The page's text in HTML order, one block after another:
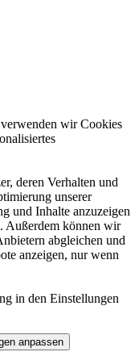
wir Cookies
deren Verhalten und
unserer
und Inhalte anzuzeigen
Außerdem können wir
abgleichen und
anzeigen, nur wenn
in den Einstellungen
anpassen